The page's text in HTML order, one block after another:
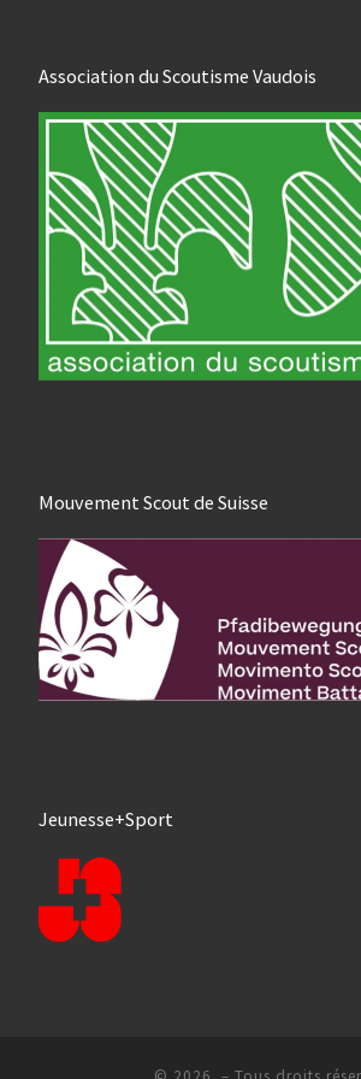
Association du Scoutisme Vaudois
Mouvement Scout de Suisse
Jeunesse+Sport